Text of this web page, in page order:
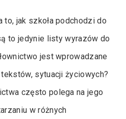
to, jak szkoła podchodzi do
to jedynie listy wyrazów do
jest wprowadzane
sytuacji życiowych?
często polega na jego
w różnych